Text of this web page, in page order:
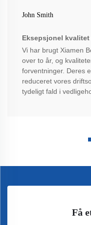
John Smith
Eksepsjonel
Vi har brugt Xiamen
over to år, og
forventninger. Deres
reduceret vores
tydeligt fald i
Få